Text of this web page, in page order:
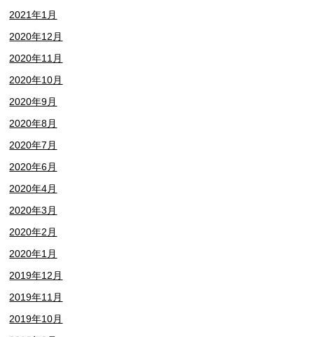
2021年1月
2020年12月
2020年11月
2020年10月
2020年9月
2020年8月
2020年7月
2020年6月
2020年4月
2020年3月
2020年2月
2020年1月
2019年12月
2019年11月
2019年10月